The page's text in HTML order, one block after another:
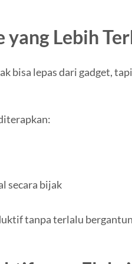
Lebih
bisa lepas dari gadget,
secara bijak
tanpa terlalu